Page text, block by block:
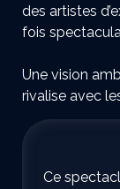
des artistes
fois
Une vision
rivalise avec
Ce